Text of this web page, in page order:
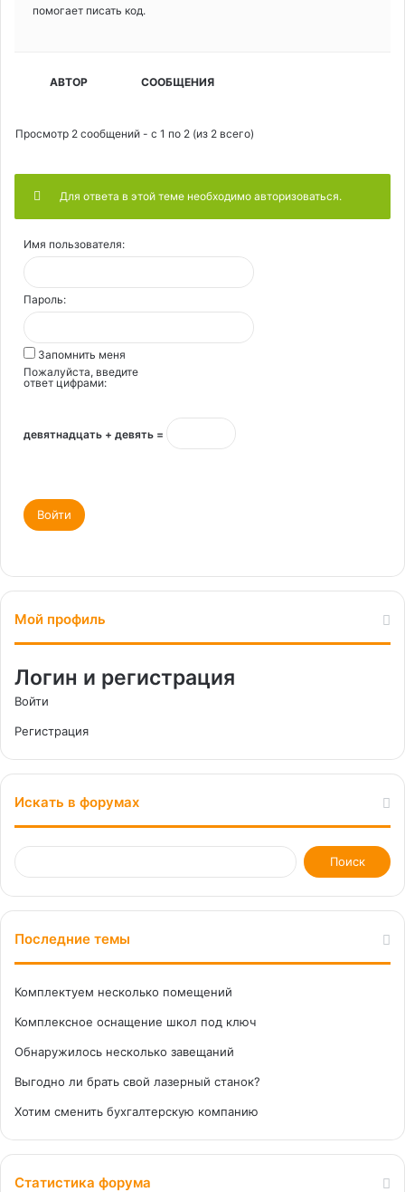
помогает писать код.
АВТОР СООБЩЕНИЯ
Просмотр 2 сообщений - с 1 по 2 (из 2 всего)
Для ответа в этой теме необходимо авторизоваться.
Имя пользователя:
Пароль:
Запомнить меня
Пожалуйста, введите
ответ цифрами:
девятнадцать + девять =
Войти
Мой профиль
Логин и регистрация
Войти
Регистрация
Искать в форумах
Последние темы
Комплектуем несколько помещений
Комплексное оснащение школ под ключ
Обнаружилось несколько завещаний
Выгодно ли брать свой лазерный станок?
Хотим сменить бухгалтерскую компанию
Статистика форума